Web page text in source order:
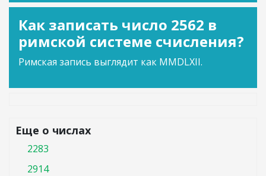
Как записать число 2562 в
римской системе счисления?
Римская запись выглядит как MMDLXII.
Еще о числах
2283
2914